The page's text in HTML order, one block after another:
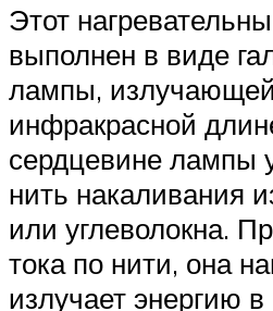
Этот
выполнен в виде
лампы,
инфракрасной
сердцевине лампы
нить накаливания
или углеволокна.
тока по нити, она
излучает энергию